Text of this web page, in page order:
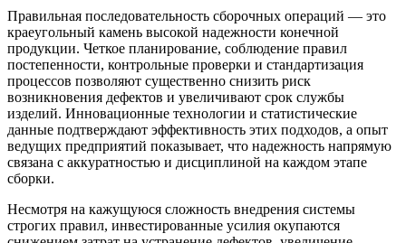
Правильная последовательность сборочных операций — это
краеугольный камень высокой надежности конечной
продукции. Четкое планирование, соблюдение правил
постепенности, контрольные проверки и стандартизация
процессов позволяют существенно снизить риск
возникновения дефектов и увеличивают срок службы
изделий. Инновационные технологии и статистические
данные подтверждают эффективность этих подходов, а опыт
ведущих предприятий показывает, что надежность напрямую
связана с аккуратностью и дисциплиной на каждом этапе
сборки.
Несмотря на кажущуюся сложность внедрения системы
строгих правил, инвестированные усилия окупаются